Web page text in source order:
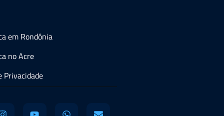
em Rondônia
no Acre
Privacidade